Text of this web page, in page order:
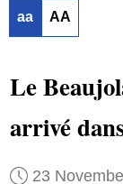
aa AA
Le
arrivé
23